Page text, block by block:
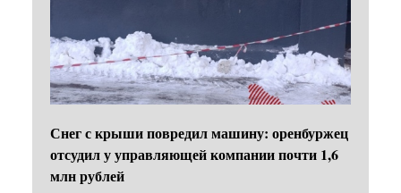
Снег с крыши повредил машину: оренбуржец
отсудил у управляющей компании почти 1,6
млн рублей